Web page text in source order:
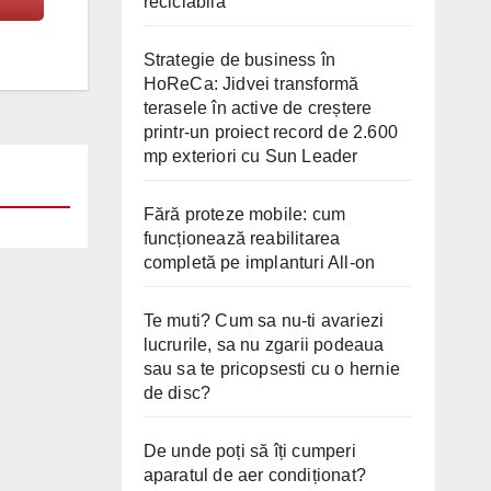
Strategie de business în
HoReCa: Jidvei transformă
terasele în active de creștere
printr-un proiect record de 2.600
mp exteriori cu Sun Leader
Fără proteze mobile: cum
funcționează reabilitarea
completă pe implanturi All-on
Te muti? Cum sa nu-ti avariezi
lucrurile, sa nu zgarii podeaua
sau sa te pricopsesti cu o hernie
de disc?
De unde poți să îți cumperi
aparatul de aer condiționat?